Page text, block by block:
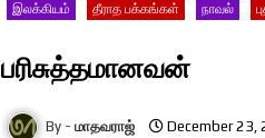
இலக்கியம் தீராத பக்கங்கள் நாவல்
பரிசுத்தமானவன்
மாதவராஜ் December 23,